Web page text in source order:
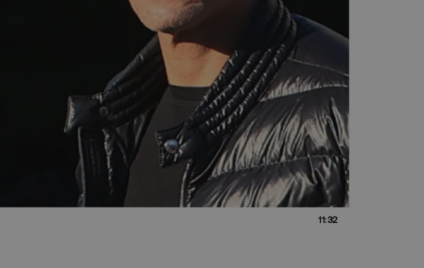
11:32